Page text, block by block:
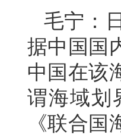
毛宁：
据中国国
中国在该
谓海域划
《联合